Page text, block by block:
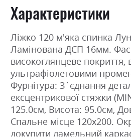
Характеристики
Ліжко 120 м'яка спинка
Ламінована ДСП 16мм.
високоглянцеве покриття,
ультрафіолетовими
Фурнітура: З`єднання
ексцентрикової стяжки
125.0см, Висота: 95.0см,
Спальне місце 120х200.
докупити ламельний